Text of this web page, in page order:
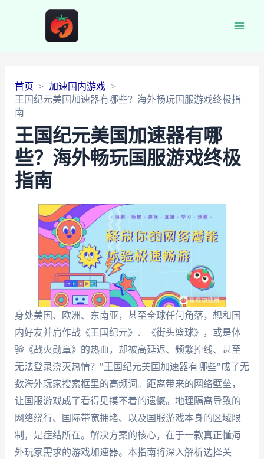
首页
加速国内游戏
王国纪元美国加速器有哪些？海外畅玩国服游戏终极指
南
王国纪元美国加速器有哪
些？海外畅玩国服游戏终极
指南
身处美国、欧洲、东南亚，甚至全球任何角落，想和国
内好友并肩作战《王国纪元》、《街头篮球》，或是体
验《战火勋章》的热血，却被高延迟、频繁掉线、甚至
无法登录浇灭热情？"王国纪元美国加速器有哪些"成了无
数海外玩家搜索框里的高频词。距离带来的网络壁垒，
让国服游戏成了看得见摸不着的遗憾。地理隔离导致的
网络绕行、国际带宽拥堵、以及国服游戏本身的区域限
制，是症结所在。解决方案的核心，在于一款真正懂海
外玩家需求的游戏加速器。本指南将深入解析选择关